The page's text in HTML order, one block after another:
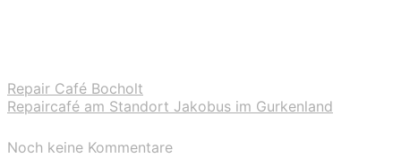
Repair Café Bocholt
Repaircafé am Standort Jakobus im Gurkenland
Noch keine Kommentare